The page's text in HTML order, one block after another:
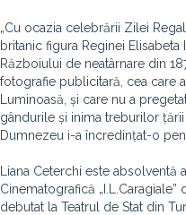
„Cu ocazia celebrării Zilei
britanic figura Reginei
Războiului de neatârnare din
fotografie publicitară, cea care
Luminoasă, și care nu a
gândurile și inima treburilor
Dumnezeu i-a încredințat-o
Liana Ceterchi este absolventă
Cinematografică
debutat la Teatrul de Stat din